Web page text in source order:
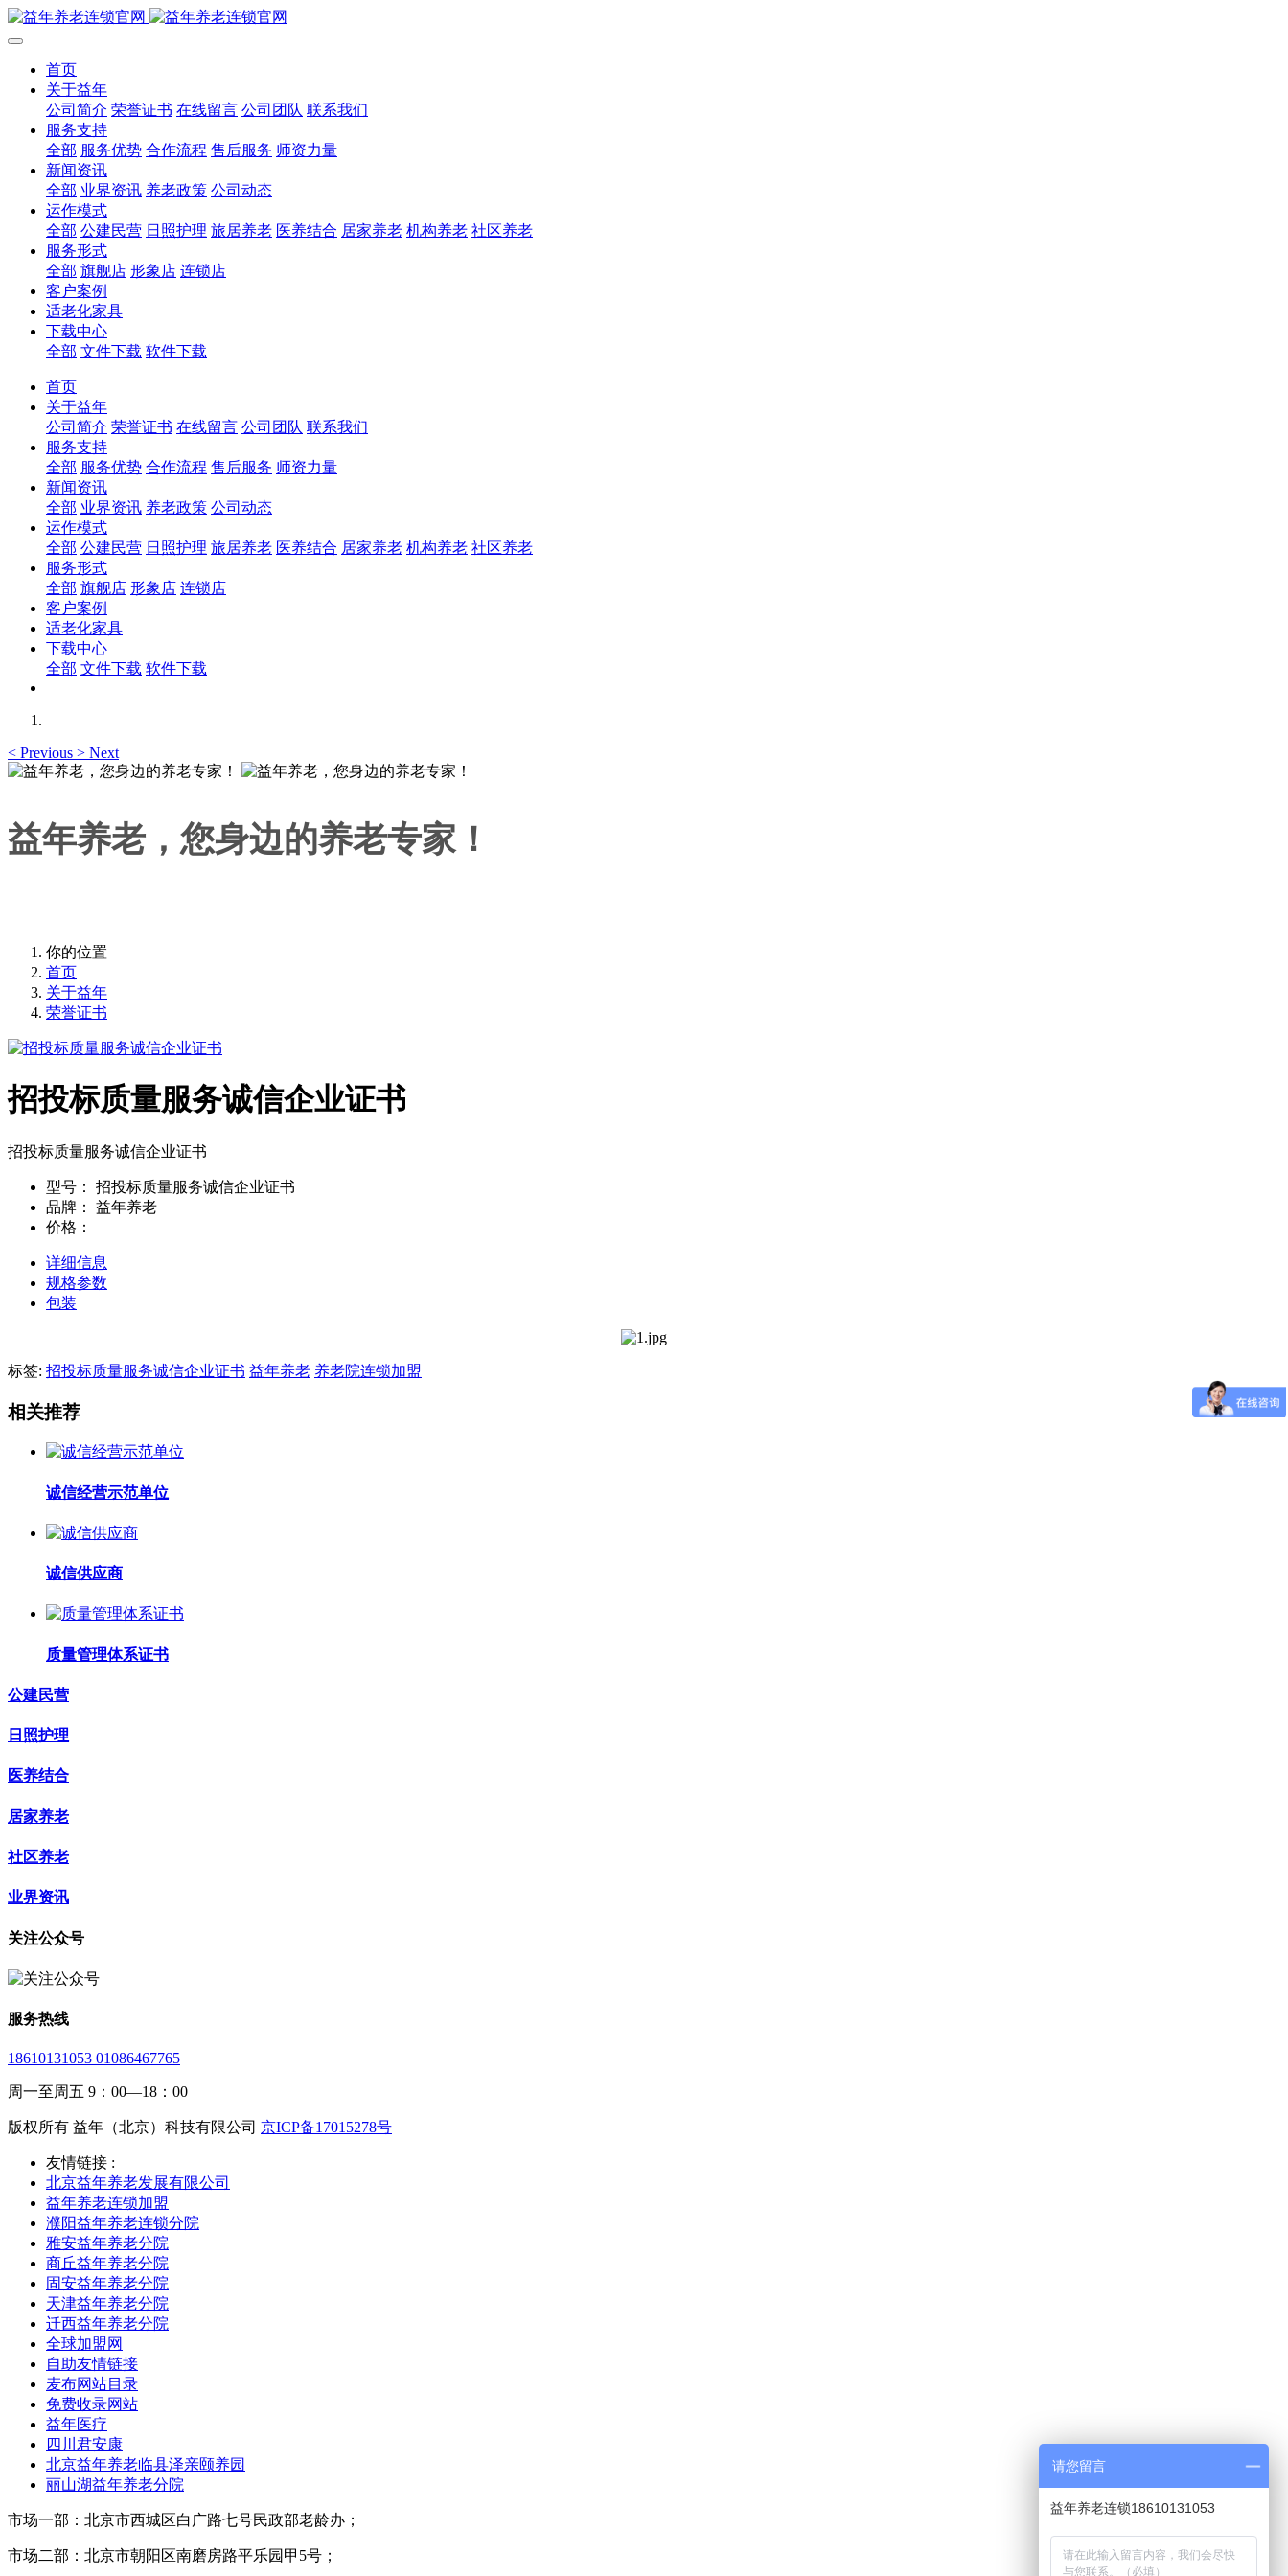
首页
关于益年
公司简介 荣誉证书 在线留言 公司团队 联系我们
服务支持
全部 服务优势 合作流程 售后服务 师资力量
新闻资讯
全部 业界资讯 养老政策 公司动态
运作模式
全部 公建民营 日照护理 旅居养老 医养结合 居家养老 机构养老 社区养老
服务形式
全部 旗舰店 形象店 连锁店
客户案例
适老化家具
下载中心
全部 文件下载 软件下载
首页
关于益年
公司简介 荣誉证书 在线留言 公司团队 联系我们
服务支持
全部 服务优势 合作流程 售后服务 师资力量
新闻资讯
全部 业界资讯 养老政策 公司动态
运作模式
全部 公建民营 日照护理 旅居养老 医养结合 居家养老 机构养老 社区养老
服务形式
全部 旗舰店 形象店 连锁店
客户案例
适老化家具
下载中心
全部 文件下载 软件下载
< Previous > Next
益年养老，您身边的养老专家！
你的位置
首页
关于益年
荣誉证书
招投标质量服务诚信企业证书
招投标质量服务诚信企业证书
型号：
招投标质量服务诚信企业证书
品牌：
益年养老
价格：
详细信息
规格参数
包装
标签: 招投标质量服务诚信企业证书 益年养老 养老院连锁加盟
相关推荐
诚信经营示范单位
诚信供应商
质量管理体系证书
公建民营
日照护理
医养结合
居家养老
社区养老
业界资讯
关注公众号
服务热线
18610131053 01086467765
周一至周五 9：00—18：00
版权所有 益年（北京）科技有限公司 京ICP备17015278号
友情链接 :
北京益年养老发展有限公司
益年养老连锁加盟
濮阳益年养老连锁分院
雅安益年养老分院
商丘益年养老分院
固安益年养老分院
天津益年养老分院
迁西益年养老分院
全球加盟网
自助友情链接
麦布网站目录
免费收录网站
益年医疗
四川君安康
北京益年养老临县泽亲颐养园
丽山湖益年养老分院
市场一部：北京市西城区白广路七号民政部老龄办；
市场二部：北京市朝阳区南磨房路平乐园甲5号；
请您留言
益年养老连锁18610131053